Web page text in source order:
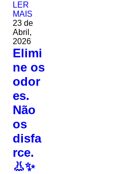
LER
MAIS
23 de
Abril,
2026
Elimi
ne os
odor
es.
Não
os
disfa
rce.
👃✨